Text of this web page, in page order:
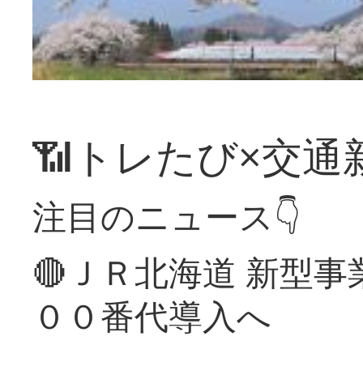
📶トレたび×交通
注目のニュース👇
🔴ＪＲ北海道 新型
００番代導入へ